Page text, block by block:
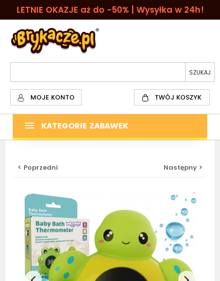
LETNIE OKAZJE aż do -50% | Wysyłka w 24h!
MOJE KONTO TWÓJ KOSZYK
KATEGORIE ZABAWEK
< Poprzedni Następny >